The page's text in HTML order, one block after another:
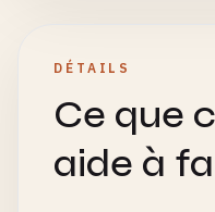
DÉTAILS
Ce que
aide à